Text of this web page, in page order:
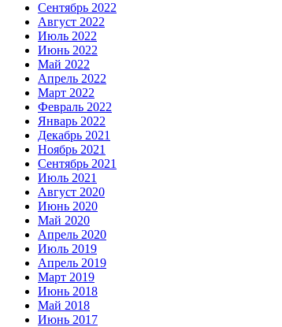
Сентябрь 2022
Август 2022
Июль 2022
Июнь 2022
Май 2022
Апрель 2022
Март 2022
Февраль 2022
Январь 2022
Декабрь 2021
Ноябрь 2021
Сентябрь 2021
Июль 2021
Август 2020
Июнь 2020
Май 2020
Апрель 2020
Июль 2019
Апрель 2019
Март 2019
Июнь 2018
Май 2018
Июнь 2017